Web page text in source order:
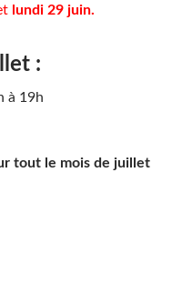
lundi 29 juin.
:
à 19h
tout le mois de juillet